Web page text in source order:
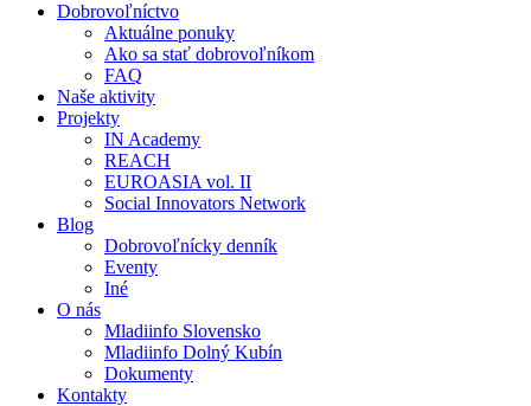
Dobrovoľníctvo
Aktuálne ponuky
Ako sa stať dobrovoľníkom
FAQ
Naše aktivity
Projekty
IN Academy
REACH
EUROASIA vol. II
Social Innovators Network
Blog
Dobrovoľnícky denník
Eventy
Iné
O nás
Mladiinfo Slovensko
Mladiinfo Dolný Kubín
Dokumenty
Kontakty